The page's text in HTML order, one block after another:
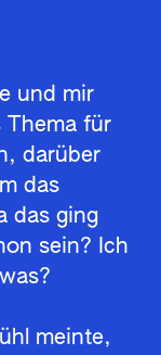
und mir
Thema für
darüber
das
das ging
sein? Ich
meinte,